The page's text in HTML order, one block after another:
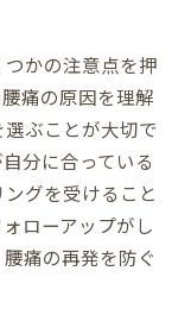
かの注意点を押
痛の原因を理解
ぶことが大切で
分に合っている
グを受けること
ローアップがし
痛の再発を防ぐ